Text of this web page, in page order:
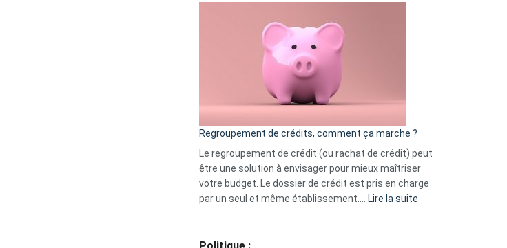
en
pour
début
2023
Regroupement de crédits, comment ça marche ?
Le regroupement de crédit (ou rachat de crédit) peut
être une solution à envisager pour mieux maîtriser
votre budget. Le dossier de crédit est pris en charge
par un seul et même établissement.…
Lire la suite